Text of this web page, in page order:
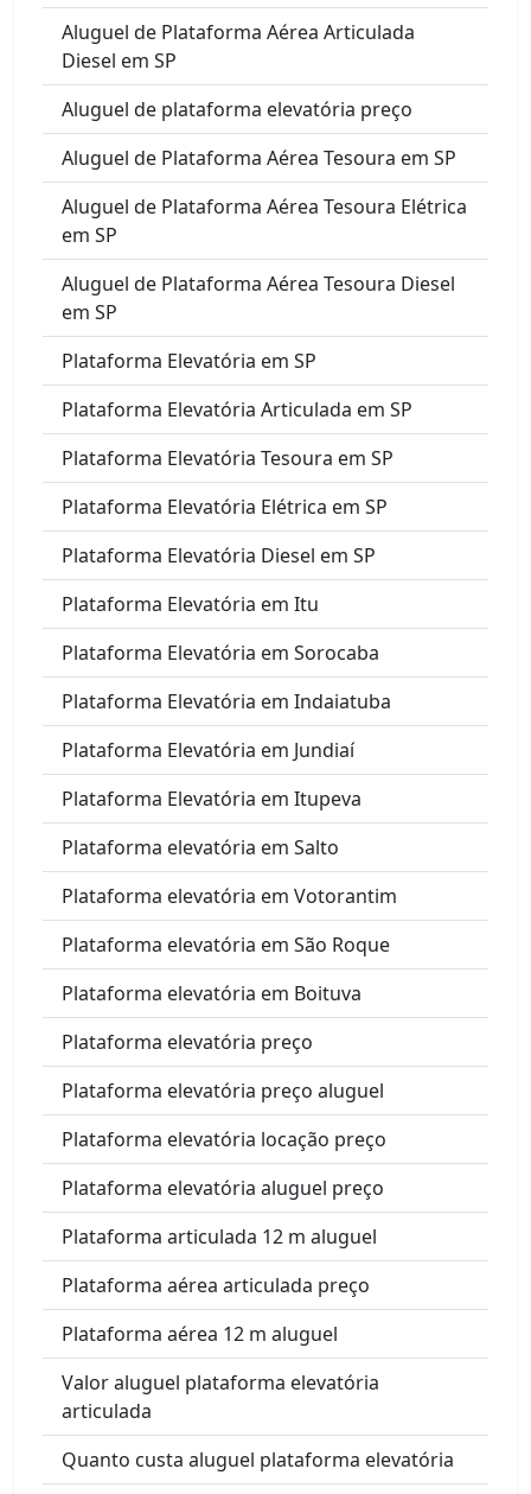
Aluguel de Plataforma Aérea Articulada
Diesel em SP
Aluguel de plataforma elevatória preço
Aluguel de Plataforma Aérea Tesoura em SP
Aluguel de Plataforma Aérea Tesoura Elétrica
em SP
Aluguel de Plataforma Aérea Tesoura Diesel
em SP
Plataforma Elevatória em SP
Plataforma Elevatória Articulada em SP
Plataforma Elevatória Tesoura em SP
Plataforma Elevatória Elétrica em SP
Plataforma Elevatória Diesel em SP
Plataforma Elevatória em Itu
Plataforma Elevatória em Sorocaba
Plataforma Elevatória em Indaiatuba
Plataforma Elevatória em Jundiaí
Plataforma Elevatória em Itupeva
Plataforma elevatória em Salto
Plataforma elevatória em Votorantim
Plataforma elevatória em São Roque
Plataforma elevatória em Boituva
Plataforma elevatória preço
Plataforma elevatória preço aluguel
Plataforma elevatória locação preço
Plataforma elevatória aluguel preço
Plataforma articulada 12 m aluguel
Plataforma aérea articulada preço
Plataforma aérea 12 m aluguel
Valor aluguel plataforma elevatória
articulada
Quanto custa aluguel plataforma elevatória